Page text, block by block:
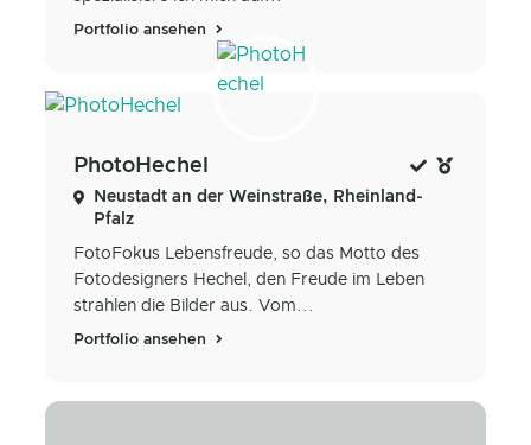
Portfolio ansehen
PhotoHechel
Neustadt an der Weinstraße, Rheinland-
Pfalz
FotoFokus Lebensfreude, so das Motto des
Fotodesigners Hechel, den Freude im Leben
strahlen die Bilder aus. Vom...
Portfolio ansehen